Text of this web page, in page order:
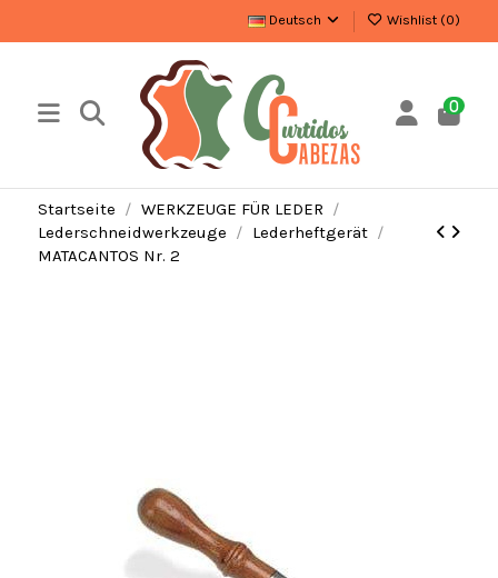
Deutsch Wishlist (0)
0
Startseite
WERKZEUGE FÜR LEDER
Lederschneidwerkzeuge
Lederheftgerät
MATACANTOS Nr. 2